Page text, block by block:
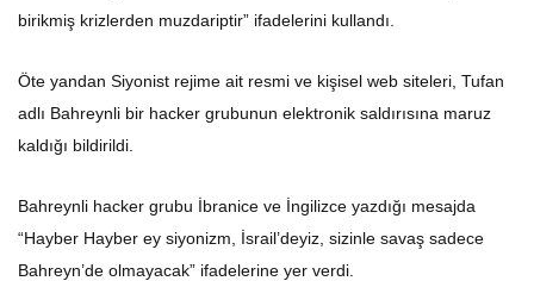
birikmiş krizlerden muzdariptir” ifadelerini kullandı.
Öte yandan Siyonist rejime ait resmi ve kişisel web siteleri, Tufan
adlı Bahreynli bir hacker grubunun elektronik saldırısına maruz
kaldığı bildirildi.
Bahreynli hacker grubu İbranice ve İngilizce yazdığı mesajda
“Hayber Hayber ey siyonizm, İsrail’deyiz, sizinle savaş sadece
Bahreyn’de olmayacak” ifadelerine yer verdi.